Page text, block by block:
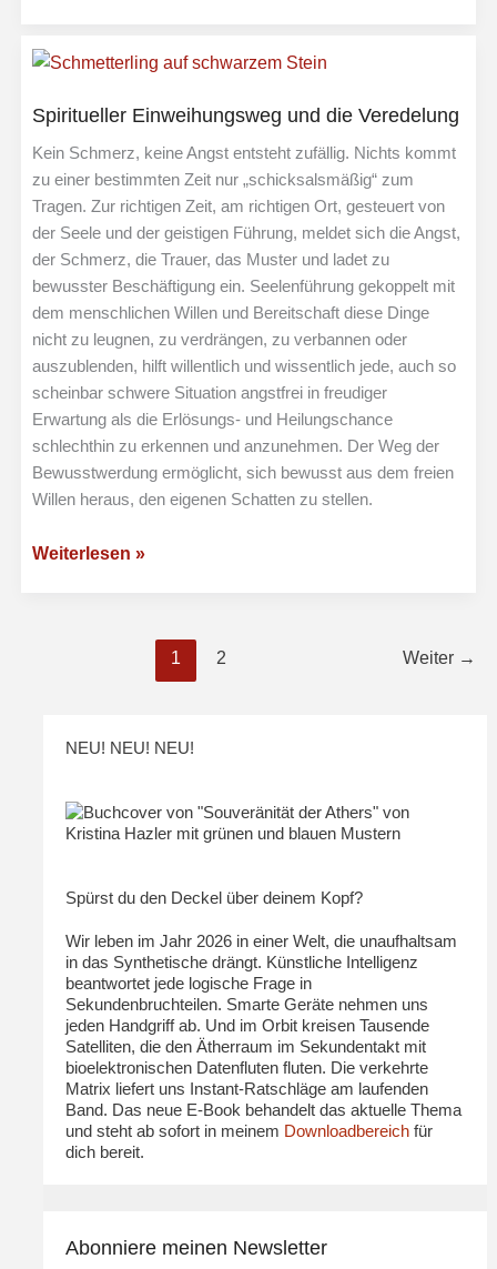
Erwachens
die
Befreiung
von
Schuldgefühlen
Spiritueller Einweihungsweg und die Veredelung
Kein Schmerz, keine Angst entsteht zufällig. Nichts kommt
zu einer bestimmten Zeit nur „schicksalsmäßig“ zum
Tragen. Zur richtigen Zeit, am richtigen Ort, gesteuert von
der Seele und der geistigen Führung, meldet sich die Angst,
der Schmerz, die Trauer, das Muster und ladet zu
bewusster Beschäftigung ein. Seelenführung gekoppelt mit
dem menschlichen Willen und Bereitschaft diese Dinge
nicht zu leugnen, zu verdrängen, zu verbannen oder
auszublenden, hilft willentlich und wissentlich jede, auch so
scheinbar schwere Situation angstfrei in freudiger
Erwartung als die Erlösungs- und Heilungschance
schlechthin zu erkennen und anzunehmen. Der Weg der
Bewusstwerdung ermöglicht, sich bewusst aus dem freien
Willen heraus, den eigenen Schatten zu stellen.
Spiritueller
Weiterlesen »
1 2 Weiter →
NEU! NEU! NEU!
Spürst du den Deckel über deinem Kopf?
Wir leben im Jahr 2026 in einer Welt, die unaufhaltsam
in das Synthetische drängt. Künstliche Intelligenz
beantwortet jede logische Frage in
Sekundenbruchteilen. Smarte Geräte nehmen uns
jeden Handgriff ab. Und im Orbit kreisen Tausende
Satelliten, die den Ätherraum im Sekundentakt mit
bioelektronischen Datenfluten fluten. Die verkehrte
Matrix liefert uns Instant-Ratschläge am laufenden
Band. Das neue E-Book behandelt das aktuelle Thema
und steht ab sofort in meinem Downloadbereichfür
dich bereit.
Abonniere meinen Newsletter